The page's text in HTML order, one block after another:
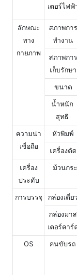
เตอร์ไฟฟ้
ลักษณะ
ทาง
กายภาพ
สภาพการ
ทำงาน
สภาพการ
เก็บรักษา
ขนาด
น้ำหนัก
สุทธิ
ความน่า
เชื่อถือ
หัวพิมพ์
เครื่องตัด
เครื่อง
ประดับ
ม้วนกร
การบรรจุ กล่องเดี่ยว
กล่องมาส
เตอร์คาร์
OS คนขับรถ